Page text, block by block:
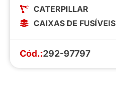
CATERPILLAR
CAIXAS DE FUSÍVEIS
Cód.:292-97797